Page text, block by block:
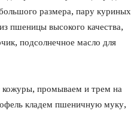
размера, пару куриных
пшеницы высокого качества,
подсолнечное масло для
промываем и трем на
кладем пшеничную муку,